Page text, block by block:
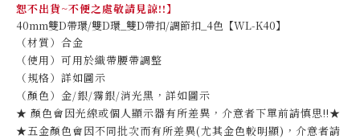
恕不出貨~不便之處敬請見諒!!】
40mm雙D帶環/雙D環_雙D帶扣/調節扣_4色【WL-K40】
（材質）合金
（使用）可用於織帶腰帶調整
（規格）詳如圖示
（顏色）金/銀/霧銀/消光黑，詳如圖示
★ 顏色會因光線或個人顯示器有所差異，介意者下單前請慎思!!★
★五金顏色會因不同批次而有所差異(尤其金色較明顯)，介意者請